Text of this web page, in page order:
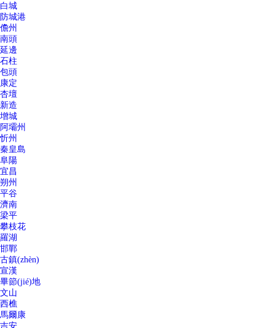
白城
防城港
儋州
南頭
延邊
石柱
包頭
康定
杏壇
新造
增城
阿壩州
忻州
秦皇島
阜陽
宜昌
朔州
平谷
濟南
梁平
攀枝花
羅湖
邯鄲
古鎮(zhèn)
宣漢
畢節(jié)地
文山
西樵
馬爾康
吉安